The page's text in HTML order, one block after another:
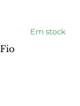
Em stock